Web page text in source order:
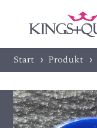
Start 5 Produkt 5